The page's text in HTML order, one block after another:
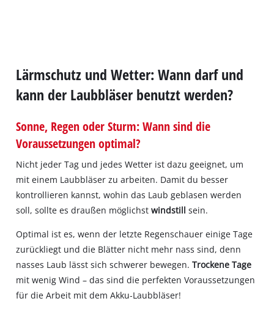
Lärmschutz und Wetter: Wann darf und
kann der Laubbläser benutzt werden?
Sonne, Regen oder Sturm: Wann sind die
Voraussetzungen optimal?
Nicht jeder Tag und jedes Wetter ist dazu geeignet, um
mit einem Laubbläser zu arbeiten. Damit du besser
kontrollieren kannst, wohin das Laub geblasen werden
soll, sollte es draußen möglichstwindstill sein.
Optimal ist es, wenn der letzte Regenschauer einige Tage
zurückliegt und die Blätter nicht mehr nass sind, denn
nasses Laub lässt sich schwerer bewegen.Trockene Tage
mit wenig Wind – das sind die perfekten Voraussetzungen
für die Arbeit mit dem Akku‐Laubbläser!